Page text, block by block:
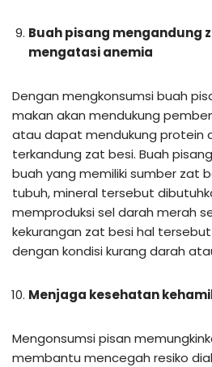
Buah pisang mengandung
mengatasi anemia
Dengan mengkonsumsi buah
makan akan mendukung
atau dapat mendukung protein
terkandung zat besi. Buah
buah yang memiliki sumber zat
tubuh, mineral tersebut
memproduksi sel darah merah
kekurangan zat besi hal
dengan kondisi kurang darah
Menjaga kesehatan
Mengonsumsi pisan
membantu mencegah resiko